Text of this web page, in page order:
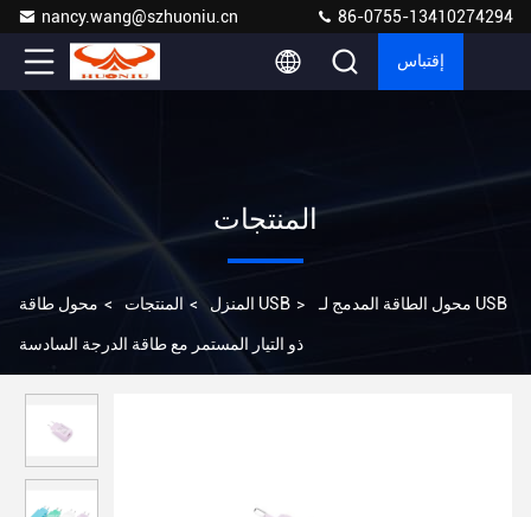
nancy.wang@szhuoniu.cn 86-0755-13410274294
إقتباس
المنتجات
المنزل > المنتجات > محول طاقة USB > محول الطاقة المدمج لـ USB
ذو التيار المستمر مع طاقة الدرجة السادسة